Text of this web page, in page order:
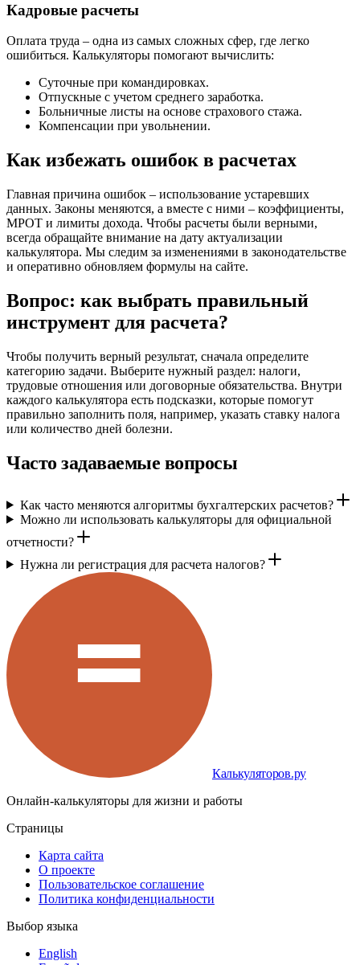
Кадровые расчеты
Оплата труда – одна из самых сложных сфер, где легко
ошибиться. Калькуляторы помогают вычислить:
Суточные при командировках.
Отпускные с учетом среднего заработка.
Больничные листы на основе страхового стажа.
Компенсации при увольнении.
Как избежать ошибок в расчетах
Главная причина ошибок – использование устаревших
данных. Законы меняются, а вместе с ними – коэффициенты,
МРОТ и лимиты дохода. Чтобы расчеты были верными,
всегда обращайте внимание на дату актуализации
калькулятора. Мы следим за изменениями в законодательстве
и оперативно обновляем формулы на сайте.
Вопрос: как выбрать правильный
инструмент для расчета?
Чтобы получить верный результат, сначала определите
категорию задачи. Выберите нужный раздел: налоги,
трудовые отношения или договорные обязательства. Внутри
каждого калькулятора есть подсказки, которые помогут
правильно заполнить поля, например, указать ставку налога
или количество дней болезни.
Часто задаваемые вопросы
Как часто меняются алгоритмы бухгалтерских расчетов?
Можно ли использовать калькуляторы для официальной
отчетности?
Нужна ли регистрация для расчета налогов?
Калькуляторов.ру
Онлайн-калькуляторы для жизни и работы
Страницы
Карта сайта
О проекте
Пользовательское соглашение
Политика конфиденциальности
Выбор языка
English